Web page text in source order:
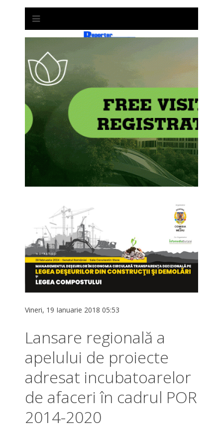
Vineri, 19 Ianuarie 2018 05:53
Lansare regională a
apelului de proiecte
adresat incubatoarelor
de afaceri în cadrul POR
2014-2020